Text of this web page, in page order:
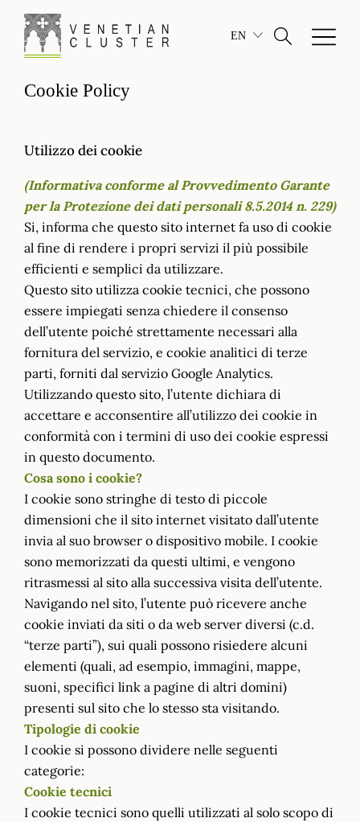
EN
Cookie Policy
Utilizzo dei cookie
(Informativa conforme al Provvedimento Garante
per la Protezione dei dati personali 8.5.2014 n. 229)
Si, informa che questo sito internet fa uso di cookie
al fine di rendere i propri servizi il più possibile
efficienti e semplici da utilizzare.
Questo sito utilizza cookie tecnici, che possono
essere impiegati senza chiedere il consenso
dell’utente poiché strettamente necessari alla
fornitura del servizio, e cookie analitici di terze
parti, forniti dal servizio Google Analytics.
Utilizzando questo sito, l’utente dichiara di
accettare e acconsentire all’utilizzo dei cookie in
conformità con i termini di uso dei cookie espressi
in questo documento.
Cosa sono i cookie?
I cookie sono stringhe di testo di piccole
dimensioni che il sito internet visitato dall’utente
invia al suo browser o dispositivo mobile. I cookie
sono memorizzati da questi ultimi, e vengono
ritrasmessi al sito alla successiva visita dell’utente.
Navigando nel sito, l’utente può ricevere anche
cookie inviati da siti o da web server diversi (c.d.
“terze parti”), sui quali possono risiedere alcuni
elementi (quali, ad esempio, immagini, mappe,
suoni, specifici link a pagine di altri domini)
presenti sul sito che lo stesso sta visitando.
Tipologie di cookie
I cookie si possono dividere nelle seguenti
categorie:
Cookie tecnici
I cookie tecnici sono quelli utilizzati al solo scopo di